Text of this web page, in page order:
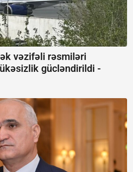
vəzifəli rəsmiləri
gücləndirildi -